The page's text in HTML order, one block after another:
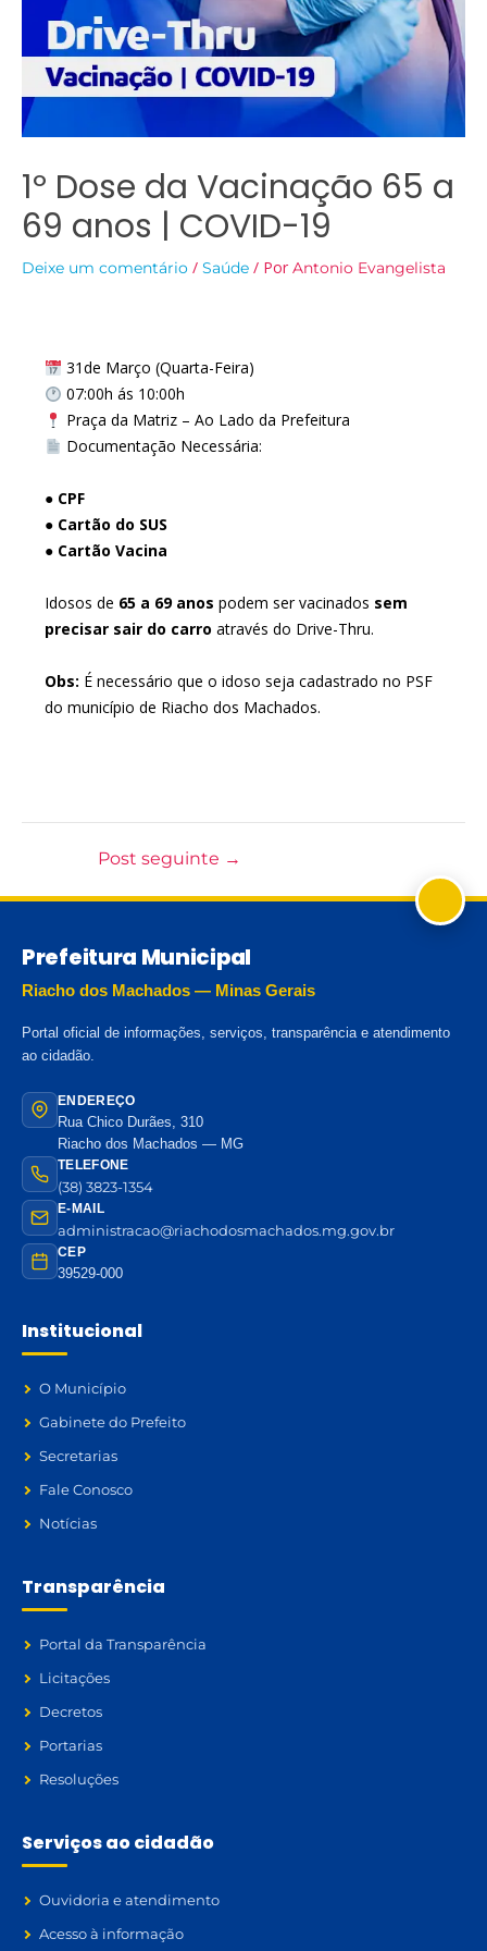
1º Dose da Vacinação 65 a
69 anos | COVID-19
Deixe um comentário / Saúde / Por Antonio Evangelista
31de Março (Quarta-Feira)
07:00h ás 10:00h
Praça da Matriz – Ao Lado da Prefeitura
Documentação Necessária:
● CPF
● Cartão do SUS
● Cartão Vacina
Idosos de 65 a 69 anos podem ser vacinados sem
precisar sair do carro através do Drive-Thru.
Obs: É necessário que o idoso seja cadastrado no PSF
do município de Riacho dos Machados.
Post seguinte →
Prefeitura Municipal
Riacho dos Machados — Minas Gerais
Portal oficial de informações, serviços, transparência e atendimento
ao cidadão.
ENDEREÇO
Rua Chico Durães, 310
Riacho dos Machados — MG
TELEFONE
(38) 3823-1354
E-MAIL
administracao@riachodosmachados.mg.gov.br
CEP
39529-000
Institucional
O Município
Gabinete do Prefeito
Secretarias
Fale Conosco
Notícias
Transparência
Portal da Transparência
Licitações
Decretos
Portarias
Resoluções
Serviços ao cidadão
Ouvidoria e atendimento
Acesso à informação